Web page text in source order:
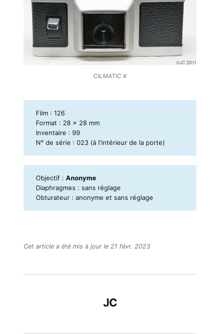
CILMATIC X
Film : 126
Format : 28 x 28 mm
Inventaire : 99
N° de série : 023 (à l'intérieur de la porte)
Objectif : Anonyme
Diaphragmes : sans réglage
Obturateur : anonyme et sans réglage
Cet article a été mis à jour le 21 févr. 2023
JC